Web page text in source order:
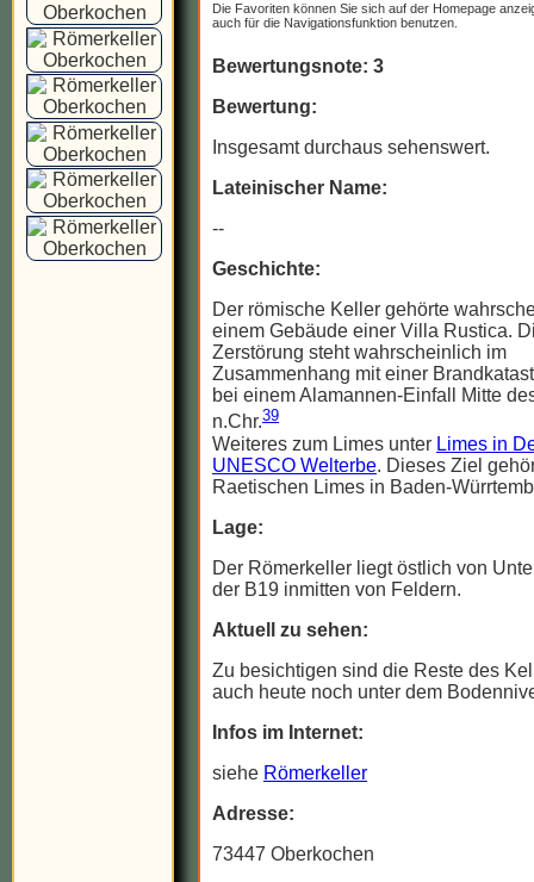
Die Favoriten können Sie sich auf der Homepage
auch für die Navigationsfunktion benutzen.
Bewertungsnote: 3
Bewertung:
Insgesamt durchaus sehenswert.
Lateinischer Name:
--
Geschichte:
Der römische Keller gehörte
einem Gebäude einer Villa Rustica.
Zerstörung steht wahrscheinlich im
Zusammenhang mit einer
bei einem Alamannen-Einfall Mitte
n.Chr.39
Weiteres zum Limes unter Limes in
UNESCO Welterbe. Dieses Ziel
Raetischen Limes in Baden-
Lage:
Der Römerkeller liegt östlich von
der B19 inmitten von Feldern.
Aktuell zu sehen:
Zu besichtigen sind die Reste des
auch heute noch unter dem
Infos im Internet:
siehe Römerkeller
Adresse:
73447 Oberkochen